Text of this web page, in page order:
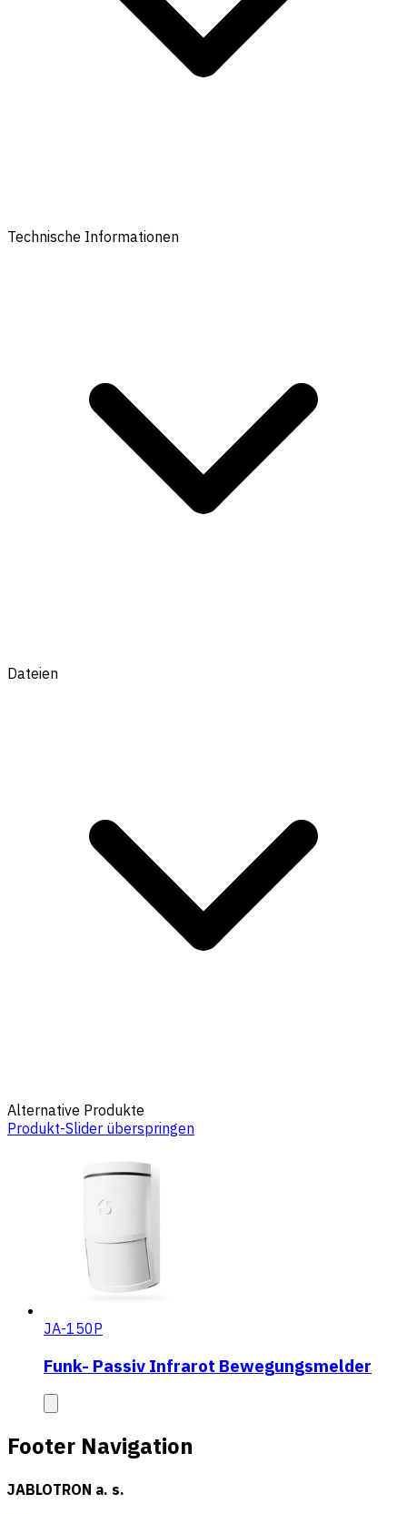
Technische Informationen
Dateien
Alternative Produkte
Produkt-Slider überspringen
JA-150P
Funk- Passiv Infrarot Bewegungsmelder
Footer Navigation
JABLOTRON a. s.